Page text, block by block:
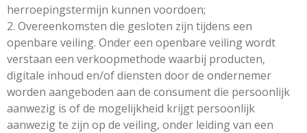
herroepingstermijn kunnen voordoen;
2. Overeenkomsten die gesloten zijn tijdens een
openbare veiling. Onder een openbare veiling wordt
verstaan een verkoopmethode waarbij producten,
digitale inhoud en/of diensten door de ondernemer
worden aangeboden aan de consument die persoonlijk
aanwezig is of de mogelijkheid krijgt persoonlijk
aanwezig te zijn op de veiling, onder leiding van een